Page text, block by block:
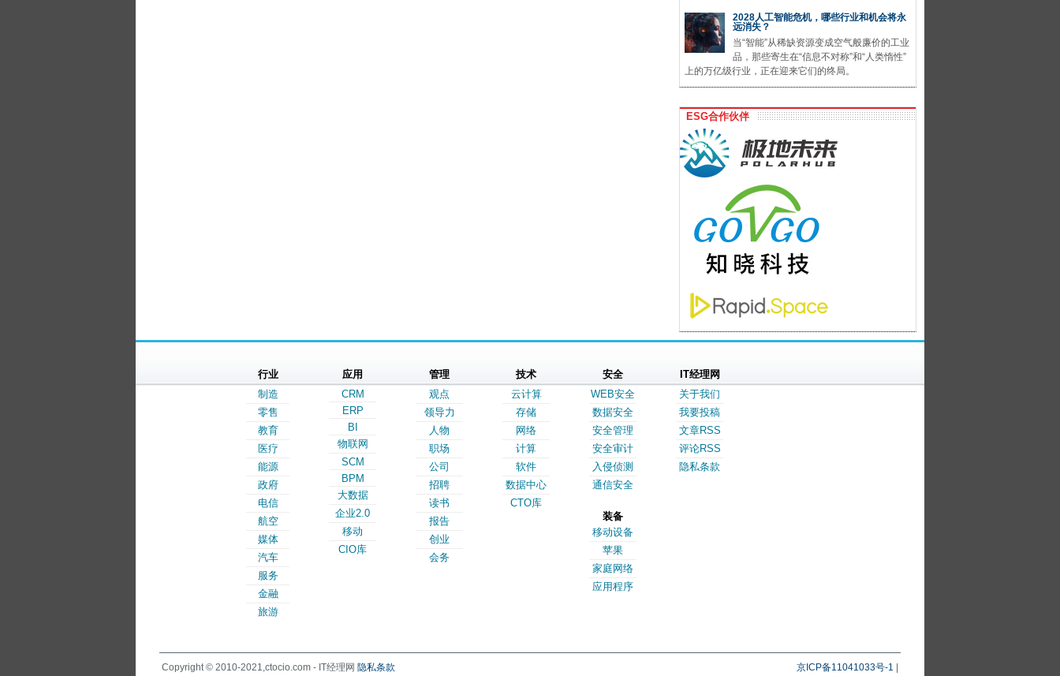
2028人工智能危机，哪些行业和机会将永
远消失？
当“智能”从稀缺资源变成空气般廉价的工业
品，那些寄生在“信息不对称”和“人类惰性”
上的万亿级行业，正在迎来它们的终局。
ESG合作伙伴
行业
制造
零售
教育
医疗
能源
政府
电信
航空
媒体
汽车
服务
金融
旅游
应用
CRM
ERP
BI
物联网
SCM
BPM
大数据
企业2.0
移动
CIO库
管理
观点
领导力
人物
职场
公司
招聘
读书
报告
创业
会务
技术
云计算
存储
网络
计算
软件
数据中心
CTO库
安全
WEB安全
数据安全
安全管理
安全审计
入侵侦测
通信安全
装备
移动设备
苹果
家庭网络
应用程序
IT经理网
关于我们
我要投稿
文章RSS
评论RSS
隐私条款
Copyright © 2010-2021,ctocio.com - IT经理网 隐私条款 京ICP备11041033号-1